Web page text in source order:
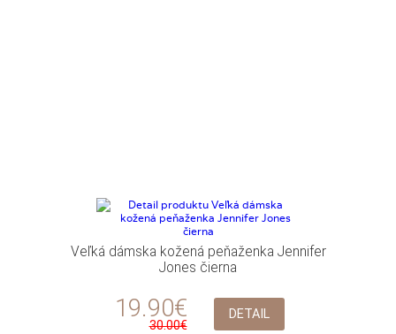
Veľká dámska kožená peňaženka Jennifer
Jones čierna
19.90€
30.00€
DETAIL